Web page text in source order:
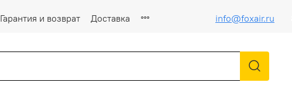
Гарантия и возврат Доставка info@foxair.ru